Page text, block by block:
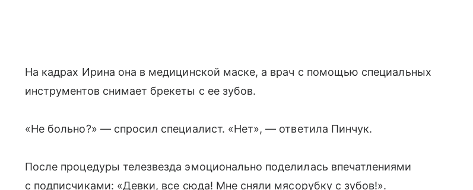
На кадрах Ирина она в медицинской маске, а врач с помощью специальных
инструментов снимает брекеты с ее зубов.
«Не больно?» — спросил специалист. «Нет», — ответила Пинчук.
После процедуры телезвезда эмоционально поделилась впечатлениями
с подписчиками: «Девки, все сюда! Мне сняли мясорубку с зубов!».